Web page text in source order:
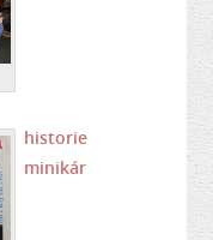
historie
minikár